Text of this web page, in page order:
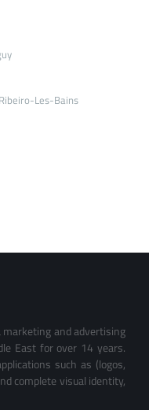
Les-Bains
and advertising
East for over 14 years.
such as (logos,
complete visual identity,